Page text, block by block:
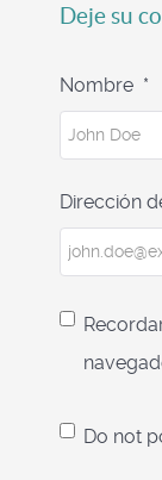
Deje su
Nombre *
Dirección
Do not